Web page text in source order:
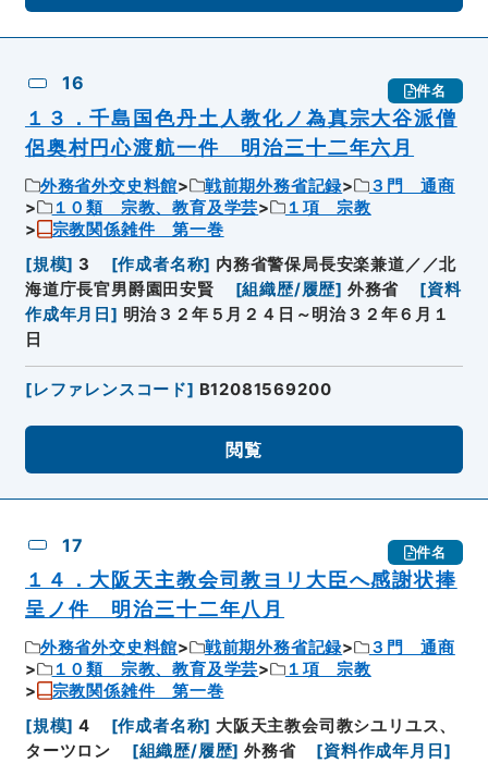
16 件名
１３．千島国色丹土人教化ノ為真宗大谷派僧
侶奥村円心渡航一件 明治三十二年六月
外務省外交史料館 戦前期外務省記録
３門 通商
１０類 宗教、教育及学芸
１項 宗教
宗教関係雑件 第一巻
[規模] 3 [作成者名称] 内務省警保局長安楽兼道／／北
海道庁長官男爵園田安賢
[組織歴/履歴] 外務省 [資料
作成年月日 ] 明治３２年５月２４日～明治３２年６月１
日
[レファレンスコード] B12081569200
閲覧
17 件名
１４．大阪天主教会司教ヨリ大臣へ感謝状捧
呈ノ件 明治三十二年八月
外務省外交史料館 戦前期外務省記録
３門 通商
１０類 宗教、教育及学芸
１項 宗教
宗教関係雑件 第一巻
[規模] 4 [作成者名称] 大阪天主教会司教シユリユス、
ターツロン
[組織歴/履歴] 外務省 [資料作成年月日 ]